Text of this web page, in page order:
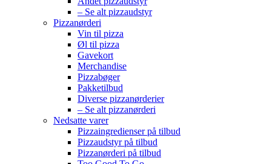
– Se alt pizzaudstyr
Pizzanørderi
Vin til pizza
Øl til pizza
Gavekort
Merchandise
Pizzabøger
Pakketilbud
Diverse pizzanørderier
– Se alt pizzanørderi
Nedsatte varer
Pizzaingredienser på tilbud
Pizzaudstyr på tilbud
Pizzanørderi på tilbud